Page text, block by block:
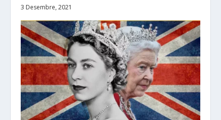
3 Desembre, 2021